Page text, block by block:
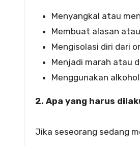
Menyangkal atau
Membuat alasan
Mengisolasi diri dari
Menjadi marah atau
Menggunakan
2. Apa yang harus
Jika seseorang sedang